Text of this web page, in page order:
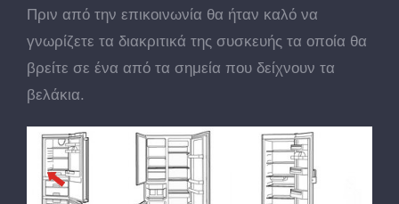
Πριν από την επικοινωνία θα ήταν καλό να
γνωρίζετε τα διακριτικά της συσκευής τα οποία θα
βρείτε σε ένα από τα σημεία που δείχνουν τα
βελάκια.